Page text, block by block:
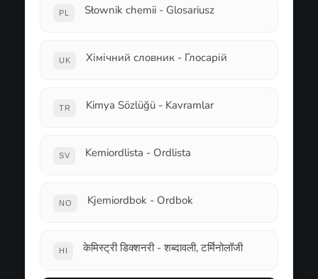
PL Słownik chemii - Glosariusz
UK Хімічний словник - Глосарій
TR Kimya Sözlüğü - Kavramlar
SV Kemiordlista - Ordlista
NO Kjemiordbok - Ordbok
HI केमिस्ट्री डिक्शनरी - शब्दावली, टर्मिनोलॉजी